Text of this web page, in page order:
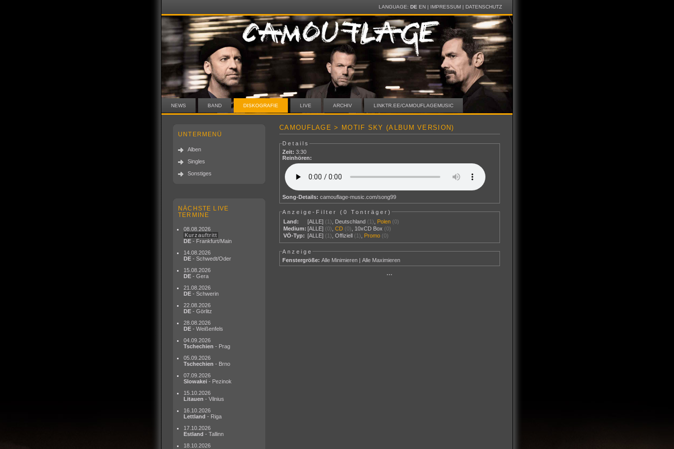
LANGUAGE: DE EN| IMPRESSUM| DATENSCHUTZ
NEWS BAND DISKOGRAFIE LIVE ARCHIV LINKTR.EE/CAMOUFLAGEMUSIC
UNTERMENÜ
Alben
Singles
Sonstiges
NÄCHSTE LIVE
TERMINE
08.08.2026
Kurzauftritt
DE - Frankfurt/Main
14.08.2026
DE - Schwedt/Oder
15.08.2026
DE - Gera
21.08.2026
DE - Schwerin
22.08.2026
DE - Görlitz
28.08.2026
DE - Weißenfels
04.09.2026
Tschechien - Prag
05.09.2026
Tschechien - Brno
07.09.2026
Slowakei - Pezinok
15.10.2026
Litauen - Vilnius
16.10.2026
Lettland - Riga
17.10.2026
Estland - Tallinn
18.10.2026
CAMOUFLAGE > MOTIF SKY (ALBUM VERSION)
Details
Zeit: 3:30
Reinhören:
Song-Details: camouflage-music.com/song99
Anzeige-Filter (0 Tonträger)
Land:
[ALLE] (1) Deutschland (1) Polen (0)
Medium: [ALLE] (0) ,CD (0) 10xCD Box (0)
VÖ-Typ: [ALLE] (1) ,Offiziell (1) Promo (0)
Anzeige
Fenstergröße: Alle Minimieren |Alle Maximieren
···